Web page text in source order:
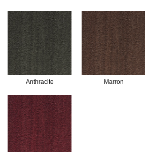
Anthracite Marron